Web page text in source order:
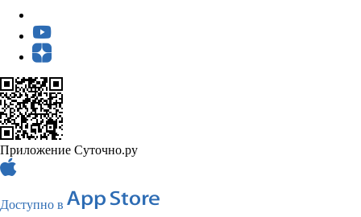
Приложение Суточно.ру
Доступно в